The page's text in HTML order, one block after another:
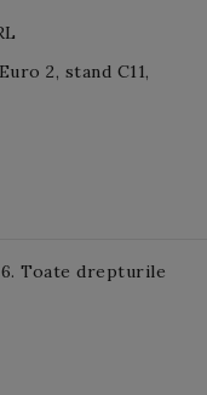
2, stand C11,
Toate drepturile